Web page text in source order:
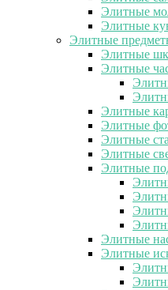
Элитные
Элитные
Элитные
Элитные
Элитные
Элитные
Элитные
Элитные
Элитные
Элитные
Элитные
Элитные